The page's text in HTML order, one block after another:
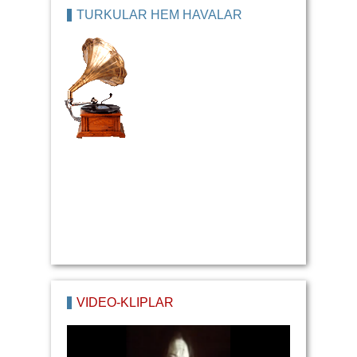
TÜRKÜLÄR HEM HAVALAR
VİDEO-KLİPLAR